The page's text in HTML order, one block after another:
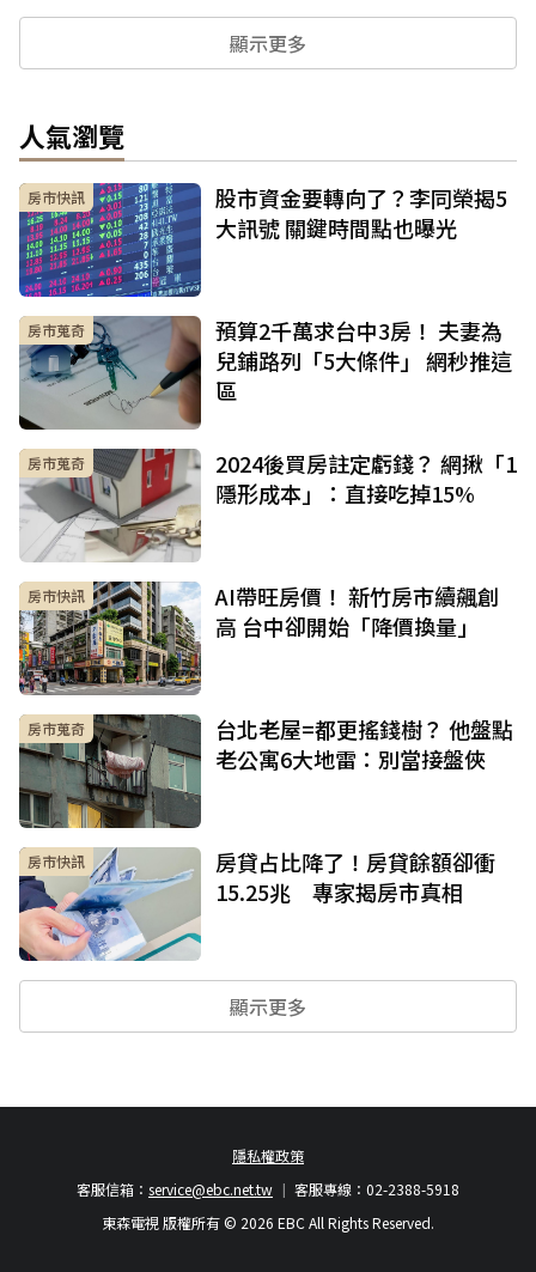
顯示更多
人氣瀏覽
房市快訊
股市資金要轉向了？李同榮揭5
大訊號 關鍵時間點也曝光
房市蒐奇
預算2千萬求台中3房！ 夫妻為
兒鋪路列「5大條件」 網秒推這
區
房市蒐奇
2024後買房註定虧錢？ 網揪「1
隱形成本」：直接吃掉15%
房市快訊
AI帶旺房價！ 新竹房市續飆創
高 台中卻開始「降價換量」
房市蒐奇
台北老屋=都更搖錢樹？ 他盤點
老公寓6大地雷：別當接盤俠
房市快訊
房貸占比降了！房貸餘額卻衝
15.25兆 專家揭房市真相
顯示更多
隱私權政策
客服專線：02-2388-5918
客服信箱： service@ebc.net.tw
東森電視 版權所有 © 2026 EBC All Rights Reserved.